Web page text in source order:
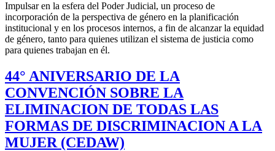
Impulsar en la esfera del Poder Judicial, un proceso de
incorporación de la perspectiva de género en la planificación
institucional y en los procesos internos, a fin de alcanzar la equidad
de género, tanto para quienes utilizan el sistema de justicia como
para quienes trabajan en él.
44° ANIVERSARIO DE LA
CONVENCIÓN SOBRE LA
ELIMINACION DE TODAS LAS
FORMAS DE DISCRIMINACION A LA
MUJER (CEDAW)